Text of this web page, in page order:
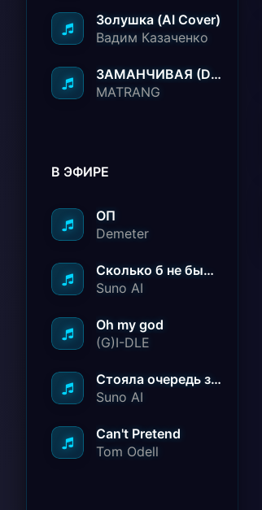
Золушка (AI Cover)
Вадим Казаченко
ЗАМАНЧИВАЯ (Deep House Remix)
MATRANG
В ЭФИРЕ
ОП
Demeter
Сколько б не было вам лет не грустите
Suno AI
Oh my god
(G)I-DLE
Стояла очередь за радостью
Suno AI
Can't Pretend
Tom Odell